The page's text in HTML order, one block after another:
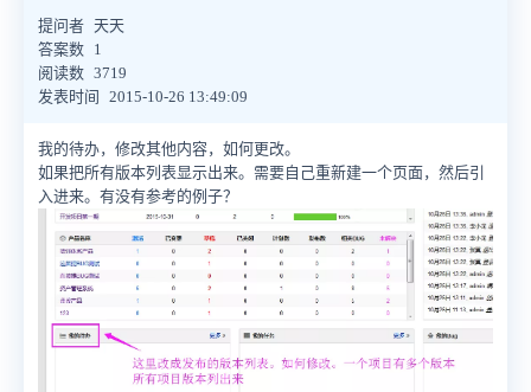
提问者 天天
答案数 1
阅读数 3719
发表时间
2015-10-26 13:49:09
我的待办，修改其他内容，如何更改。
如果把所有版本列表显示出来。需要自己重新建一个页面，然后引
入进来。有没有参考的例子？